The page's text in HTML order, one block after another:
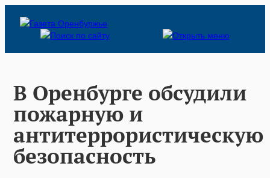
В Оренбурге обсудили
пожарную и
антитеррористическую
безопасность